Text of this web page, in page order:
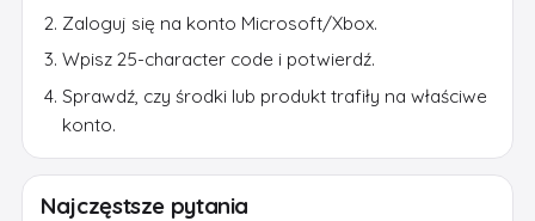
Zaloguj się na konto Microsoft/Xbox.
Wpisz 25-character code i potwierdź.
Sprawdź, czy środki lub produkt trafiły na właściwe
konto.
Najczęstsze pytania